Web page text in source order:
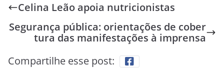
Celina Leão apoia nutricionistas
Segurança pública: orientações de cober
tura das manifestações à imprensa
Compartilhe esse post: